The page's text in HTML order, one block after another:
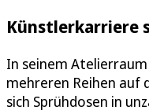
In seinem
mehreren Reihen auf
sich Sprühdosen in